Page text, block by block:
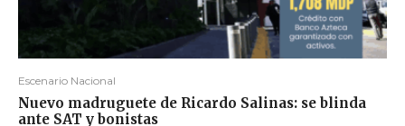
Escenario Nacional
Nuevo madruguete de Ricardo Salinas: se blinda
ante SAT y bonistas